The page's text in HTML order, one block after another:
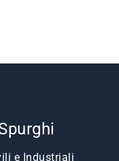
e Industriali